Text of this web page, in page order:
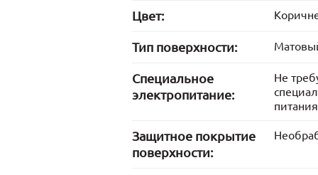
Цвет:
Тип поверхности:
Cпециальное
электропитание:
Не
питания
Защитное покрытие
поверхности: